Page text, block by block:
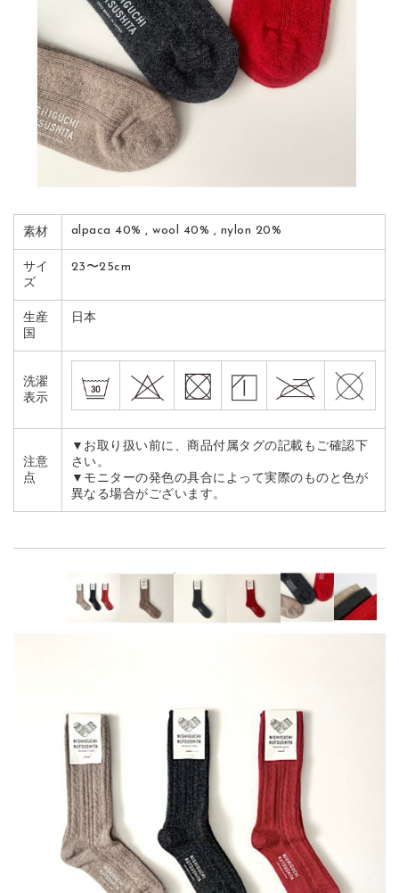
素材 alpaca 40% , wool 40% , nylon 20%
サイ
ズ
23〜25cm
生産
国
日本
洗濯
表示
注意
点
▼お取り扱い前に、商品付属タグの記載もご確認下
さい。
▼モニターの発色の具合によって実際のものと色が
異なる場合がございます。